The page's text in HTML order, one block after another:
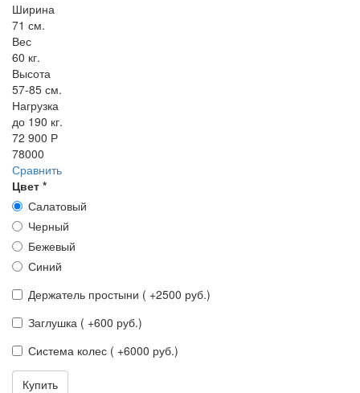
Ширина
71 см.
Вес
60 кг.
Высота
57-85 см.
Нагрузка
до 190 кг.
72 900 Р
78000
Сравнить
Цвет *
Салатовый
Черный
Бежевый
Синий
Держатель простыни ( +2500 руб.)
Заглушка ( +600 руб.)
Система колес ( +6000 руб.)
Купить